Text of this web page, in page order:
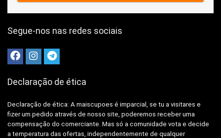
Segue-nos nas redes sociais
Declaração de ética
Declaração de ética: A maiscupoes é imparcial, se tu a visitares e
fizer um pedido através de nosso site, poderemos receber uma
compensação do comerciante. Mas só a comunidade vota e decide
a temperatura das ofertas, independentemente de qualquer